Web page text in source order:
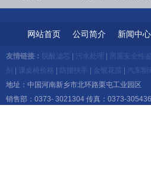
网站首页 公司简介 新闻中心
友情链接： 脱酸滤芯 污水处理 房屋安全性
剂
课桌椅价格 防撞扶手 金银花苗 汽车制
地址：中国河南新乡市北环路栗屯工业
销售部：0373- 3021304 传真：0373-